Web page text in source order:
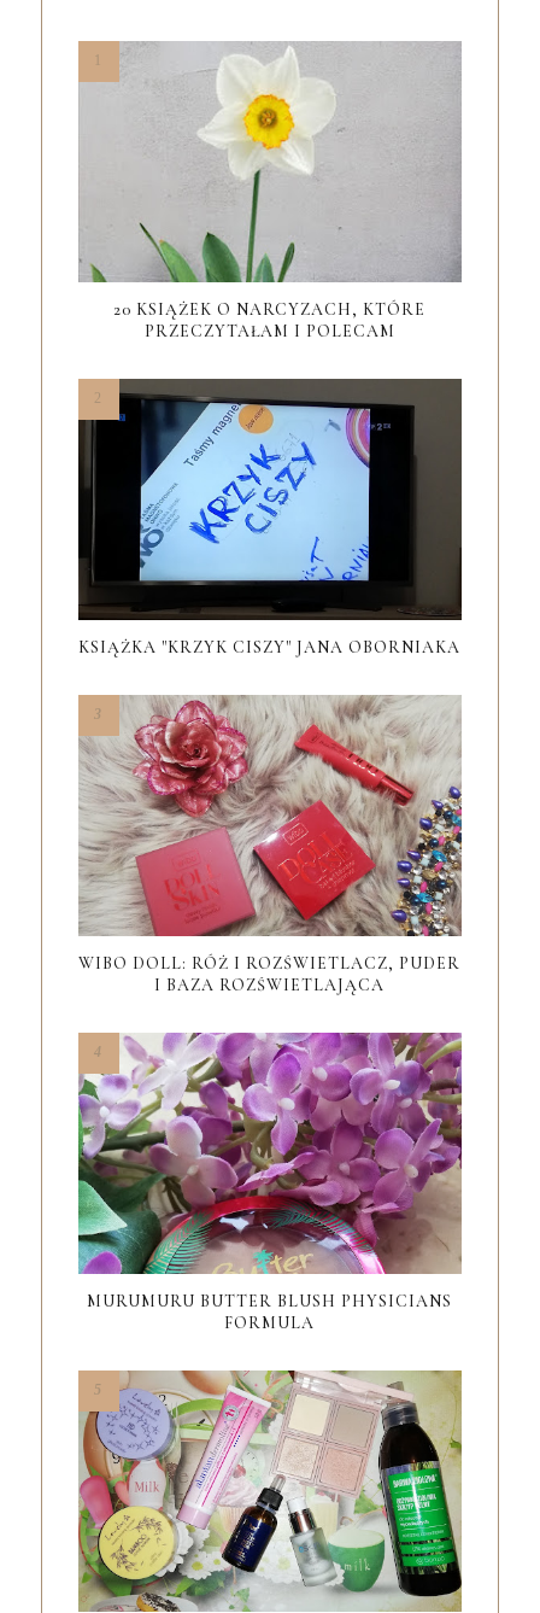
20 KSIĄŻEK O NARCYZACH, KTÓRE
PRZECZYTAŁAM I POLECAM
KSIĄŻKA "KRZYK CISZY" JANA OBORNIAKA
WIBO DOLL: RÓŻ I ROZŚWIETLACZ, PUDER
I BAZA ROZŚWIETLAJĄCA
MURUMURU BUTTER BLUSH PHYSICIANS
FORMULA